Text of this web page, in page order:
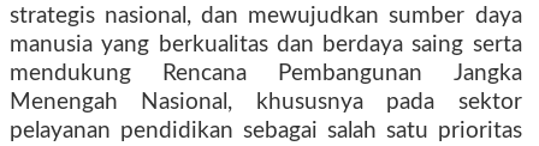
strategis nasional, dan mewujudkan sumber daya
manusia yang berkualitas dan berdaya saing serta
mendukung Rencana Pembangunan Jangka
Menengah Nasional, khususnya pada sektor
pelayanan pendidikan sebagai salah satu prioritas